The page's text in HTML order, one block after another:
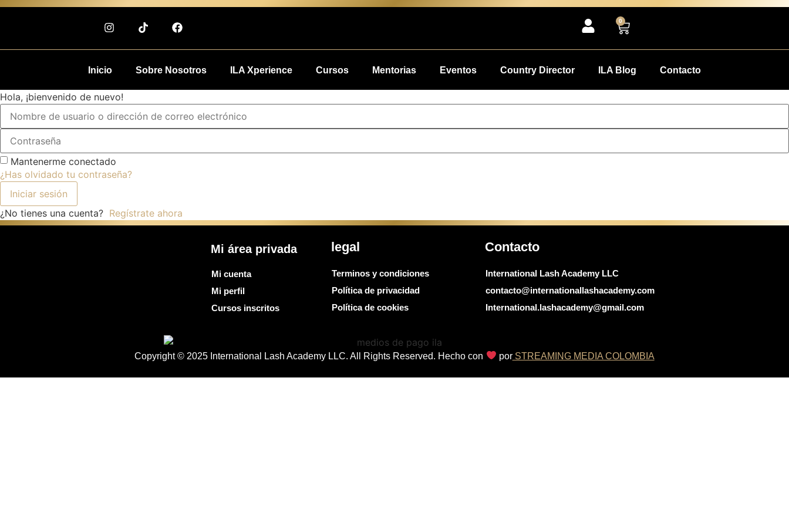
0
Inicio Sobre Nosotros ILA Xperience Cursos Mentorias Eventos Country Director ILA Blog Contacto
Hola, ¡bienvenido de nuevo!
Mantenerme conectado
¿Has olvidado tu contraseña?
Iniciar sesión
¿No tienes una cuenta? Regístrate ahora
Mi área privada
Mi cuenta
Mi perfil
Cursos inscritos
legal
Terminos y condiciones
Política de privacidad
Política de cookies
Contacto
International Lash Academy LLC
contacto@internationallashacademy.com
International.lashacademy@gmail.com
Copyright © 2025 International Lash Academy LLC. All Rights Reserved. Hecho con porSTREAMING MEDIA COLOMBIA